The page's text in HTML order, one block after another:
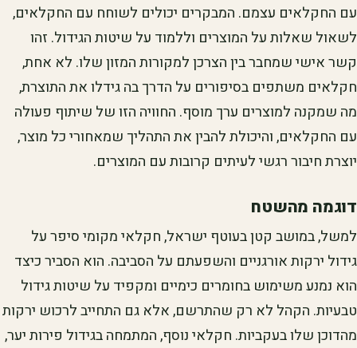
עם החקלאים עצמם. המבקרים יכולים לשוחח עם החקלאים,
לשאול שאלות על המוצרים וללמוד על שיטות הגידול. זהו
קשר אישי שמחבר בין הצרכן למקורות המזון שלו. לא אחת,
חקלאים משתפים בסיפורים על הדרך בה גידלו את התוצרת,
מה שמקנה למוצרים ערך מוסף. החוויה הזו של שיתוף פעולה
עם החקלאים, והיכולת להבין את התהליך שמאחורי כל מוצר,
יוצרת חיבור רגשי לעיתים קרובות עם המוצרים.
דוגמה מהשטח
למשל, במושב קטן בעוטף ישראל, חקלאי מקומי סיפר על
גידול ירקות אורגניים והשפעתם על הסביבה. הוא הסביר כיצד
הוא נמנע משימוש בחומרים כימיים ומקפיד על שיטות גידול
טבעיות. הקהל לא רק שהתרשם, אלא גם התחייב לרכוש ירקות
מהדוכן שלו בעקביות. חקלאי נוסף, המתמחה בגידול פירות יער,